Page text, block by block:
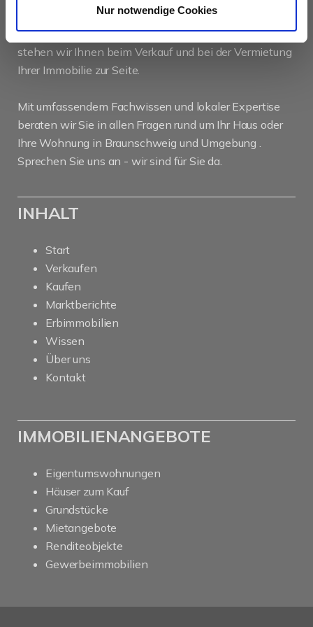
Nur notwendige Cookies
Als kompetenterImmobilienmakler in Braunschweig
stehen wir Ihnen beim Verkauf und bei der Vermietung
Ihrer Immobilie zur Seite.
Mit umfassendem Fachwissen und lokaler Expertise
beraten wir Sie in allen Fragen rund um Ihr Haus oder
Ihre Wohnung in Braunschweig und Umgebung .
Sprechen Sie uns an - wir sind für Sie da.
INHALT
Start
Verkaufen
Kaufen
Marktberichte
Erbimmobilien
Wissen
Über uns
Kontakt
IMMOBILIENANGEBOTE
Eigentumswohnungen
Häuser zum Kauf
Grundstücke
Mietangebote
Renditeobjekte
Gewerbeimmobilien